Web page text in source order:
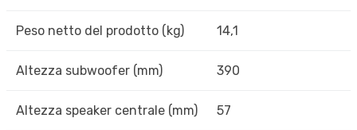
Peso netto del prodotto (kg) 14,1
Altezza subwoofer (mm) 390
Altezza speaker centrale (mm) 57